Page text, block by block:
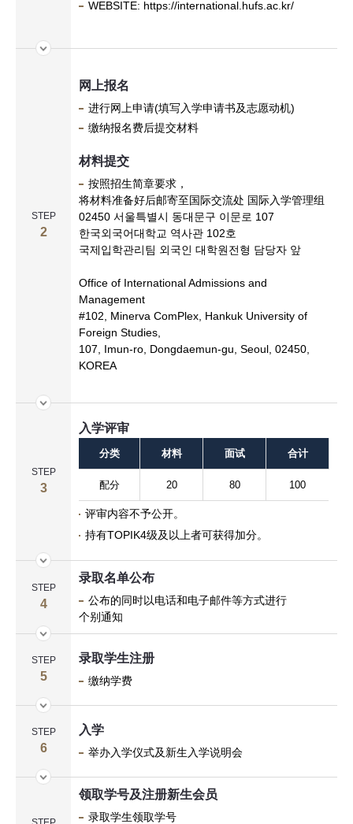
A
WEBSITE: https://international.hufs.ac.kr/
STEP
2
网上报名
进行网上申请(填写入学申请书及志愿动机)
缴纳报名费后提交材料
材料提交
按照招生简章要求，
将材料准备好后邮寄至国际交流处 国际入学管理组
02450 서울특별시 동대문구 이문로 107
한국외국어대학교 역사관 102호
국제입학관리팀 외국인 대학원전형 담당자 앞
Office of International Admissions and
Management
#102, Minerva ComPlex, Hankuk University of
Foreign Studies,
107, Imun-ro, Dongdaemun-gu, Seoul, 02450,
KOREA
STEP
3
入学评审
分类 材料 面试 合计
配分 20 80 100
评审内容不予公开。
持有TOPIK4级及以上者可获得加分。
STEP
4
录取名单公布
公布的同时以电话和电子邮件等方式进行
个别通知
STEP
5
录取学生注册
缴纳学费
STEP
6
入学
举办入学仪式及新生入学说明会
领取学号及注册新生会员
录取学生领取学号